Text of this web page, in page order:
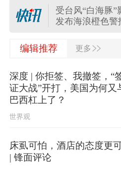
受台风“白海豚
发布海浪橙色警
中方代表：防止
WTT横滨冠军
捷，陈熠将与
台风“白海豚”
美国北卡罗来
编辑推荐 更多 >>
深度 | 你拒签、我撤签，“
证大战”开打，美国为何又
巴西杠上了？
世界观
床虱可怕，酒店的态度更
| 锋面评论